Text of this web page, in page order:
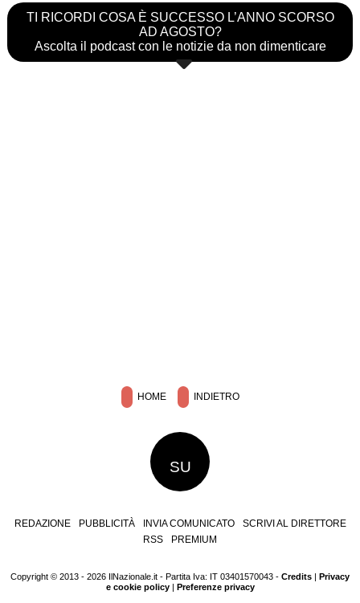
TI RICORDI COSA È SUCCESSO L’ANNO SCORSO
AD AGOSTO?
Ascolta il podcast con le notizie da non dimenticare
HOME INDIETRO
SU
REDAZIONE PUBBLICITÀ INVIA COMUNICATO
SCRIVI AL DIRETTORE
RSS
PREMIUM
Copyright © 2013 - 2026 IlNazionale.it - Partita Iva: IT 03401570043 - Credits | Privacy
e cookie policy| Preferenze privacy